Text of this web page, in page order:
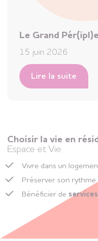
Le Grand Pér(ipl)e
15 juin 2026
Lire la suite
Choisir la vie en
Espace et Vie
Vivre dans un
Préserver son rythme
Bénéficier de